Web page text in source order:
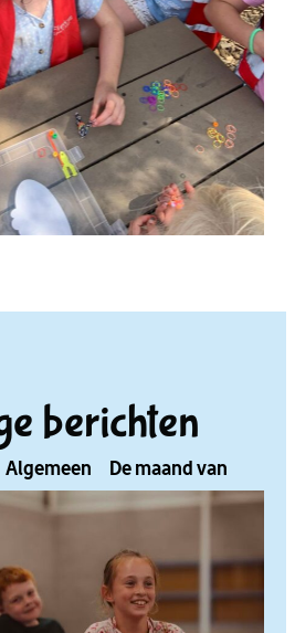
berichten
Algemeen De maand van